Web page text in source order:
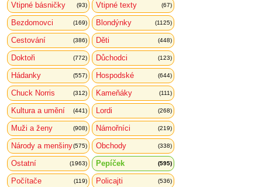
Vtipné básničky (93) Vtipné texty (67)
Bezdomovci (169) Blondýnky (1125)
Cestování (386) Děti (448)
Doktoři (772) Důchodci (123)
Hádanky (557) Hospodské (644)
Chuck Norris (312) Kameňáky (111)
Kultura a umění (441) Lordi (268)
Muži a ženy (908) Námořníci (219)
Národy a menšiny(575) Obchody (338)
Ostatní (1963) Pepíček (595)
Počítače (119) Policajti (536)